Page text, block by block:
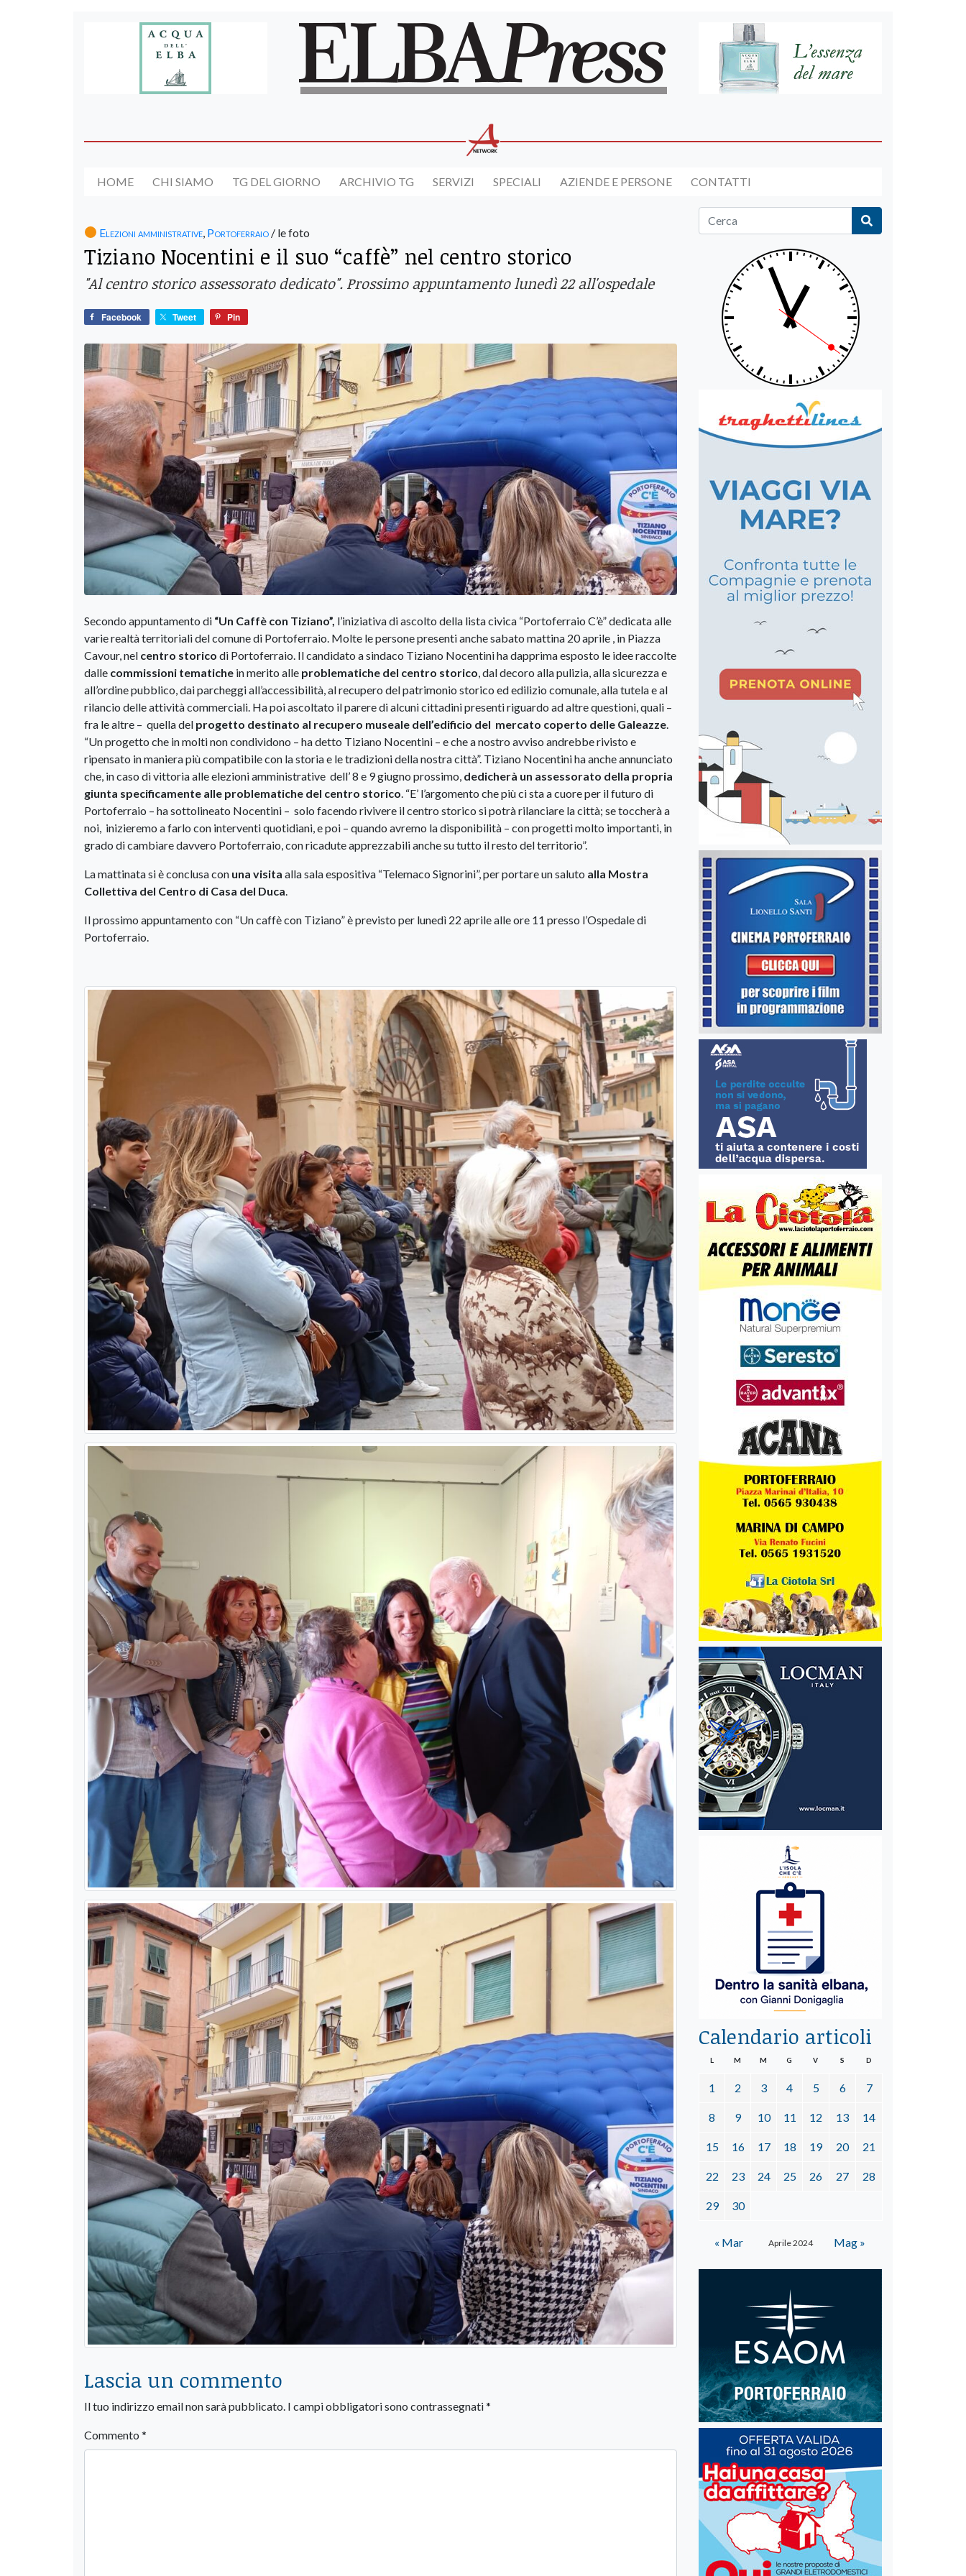
HOME CHI SIAMO TG DEL GIORNO ARCHIVIO TG SERVIZI SPECIALI AZIENDE E PERSONE CONTATTI
Elezioni amministrative Portoferraio / le foto
Tiziano Nocentini e il suo “caffè” nel centro storico
"Al centro storico assessorato dedicato". Prossimo appuntamento lunedì 22 all'ospedale
Facebook Tweet Pin
Secondo appuntamento di “Un Caffè con Tiziano”, l’iniziativa di ascolto della lista civica “Portoferraio C’è” dedicata alle
varie realtà territoriali del comune di Portoferraio. Molte le persone presenti anche sabato mattina 20 aprile , in Piazza
Cavour, nel centro storico di Portoferraio. Il candidato a sindaco Tiziano Nocentini ha dapprima esposto le idee raccolte
dalle commissioni tematiche in merito alle problematiche del centro storico , dal decoro alla pulizia, alla sicurezza e
all’ordine pubblico, dai parcheggi all’accessibilità, al recupero del patrimonio storico ed edilizio comunale, alla tutela e al
rilancio delle attività commerciali. Ha poi ascoltato il parere di alcuni cittadini presenti riguardo ad altre questioni, quali –
fra le altre – quella del progetto destinato al recupero museale dell’edificio del mercato coperto delle Galeazze
“Un progetto che in molti non condividono – ha detto Tiziano Nocentini – e che a nostro avviso andrebbe rivisto e
ripensato in maniera più compatibile con la storia e le tradizioni della nostra città”. Tiziano Nocentini ha anche annunciato
che, in caso di vittoria alle elezioni amministrative dell’ 8 e 9 giugno prossimo, dedicherà un assessorato della propria
giunta specificamente alle problematiche del centro storico . “E’ l’argomento che più ci sta a cuore per il futuro di
Portoferraio – ha sottolineato Nocentini – solo facendo rivivere il centro storico si potrà rilanciare la città; se toccherà a
noi, inizieremo a farlo con interventi quotidiani, e poi – quando avremo la disponibilità – con progetti molto importanti, in
grado di cambiare davvero Portoferraio, con ricadute apprezzabili anche su tutto il resto del territorio”.
La mattinata si è conclusa con una visita alla sala espositiva “Telemaco Signorini”, per portare un saluto alla Mostra
Collettiva del Centro di Casa del Duca
Il prossimo appuntamento con “Un caffè con Tiziano” è previsto per lunedì 22 aprile alle ore 11 presso l’Ospedale di
Portoferraio.
Lascia un commento
Il tuo indirizzo email non sarà pubblicato. I campi obbligatori sono contrassegnati*
Commento *
Calendario articoli
Aprile 2024
L M M G V S D
1 2 3 4 5 6 7
8 9 10 11 12 13 14
15 16 17 18 19 20 21
22 23 24 25 26 27 28
29 30
« Mar Mag »